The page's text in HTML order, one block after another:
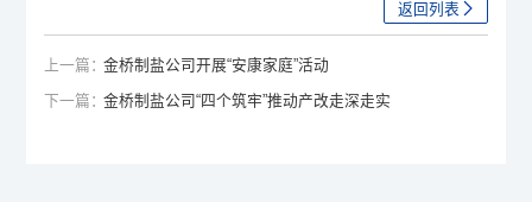
返回列表
上一篇：金桥制盐公司开展“安康家庭”活动
下一篇：金桥制盐公司“四个筑牢”推动产改走深走实